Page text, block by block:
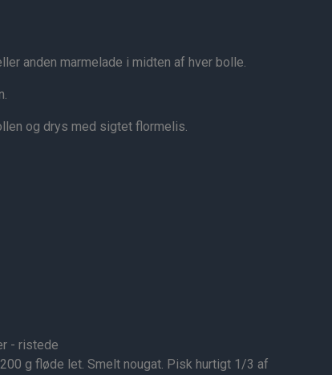
anden marmelade i midten af hver bolle.
og drys med sigtet flormelis.
- ristede
g fløde let. Smelt nougat. Pisk hurtigt 1/3 af